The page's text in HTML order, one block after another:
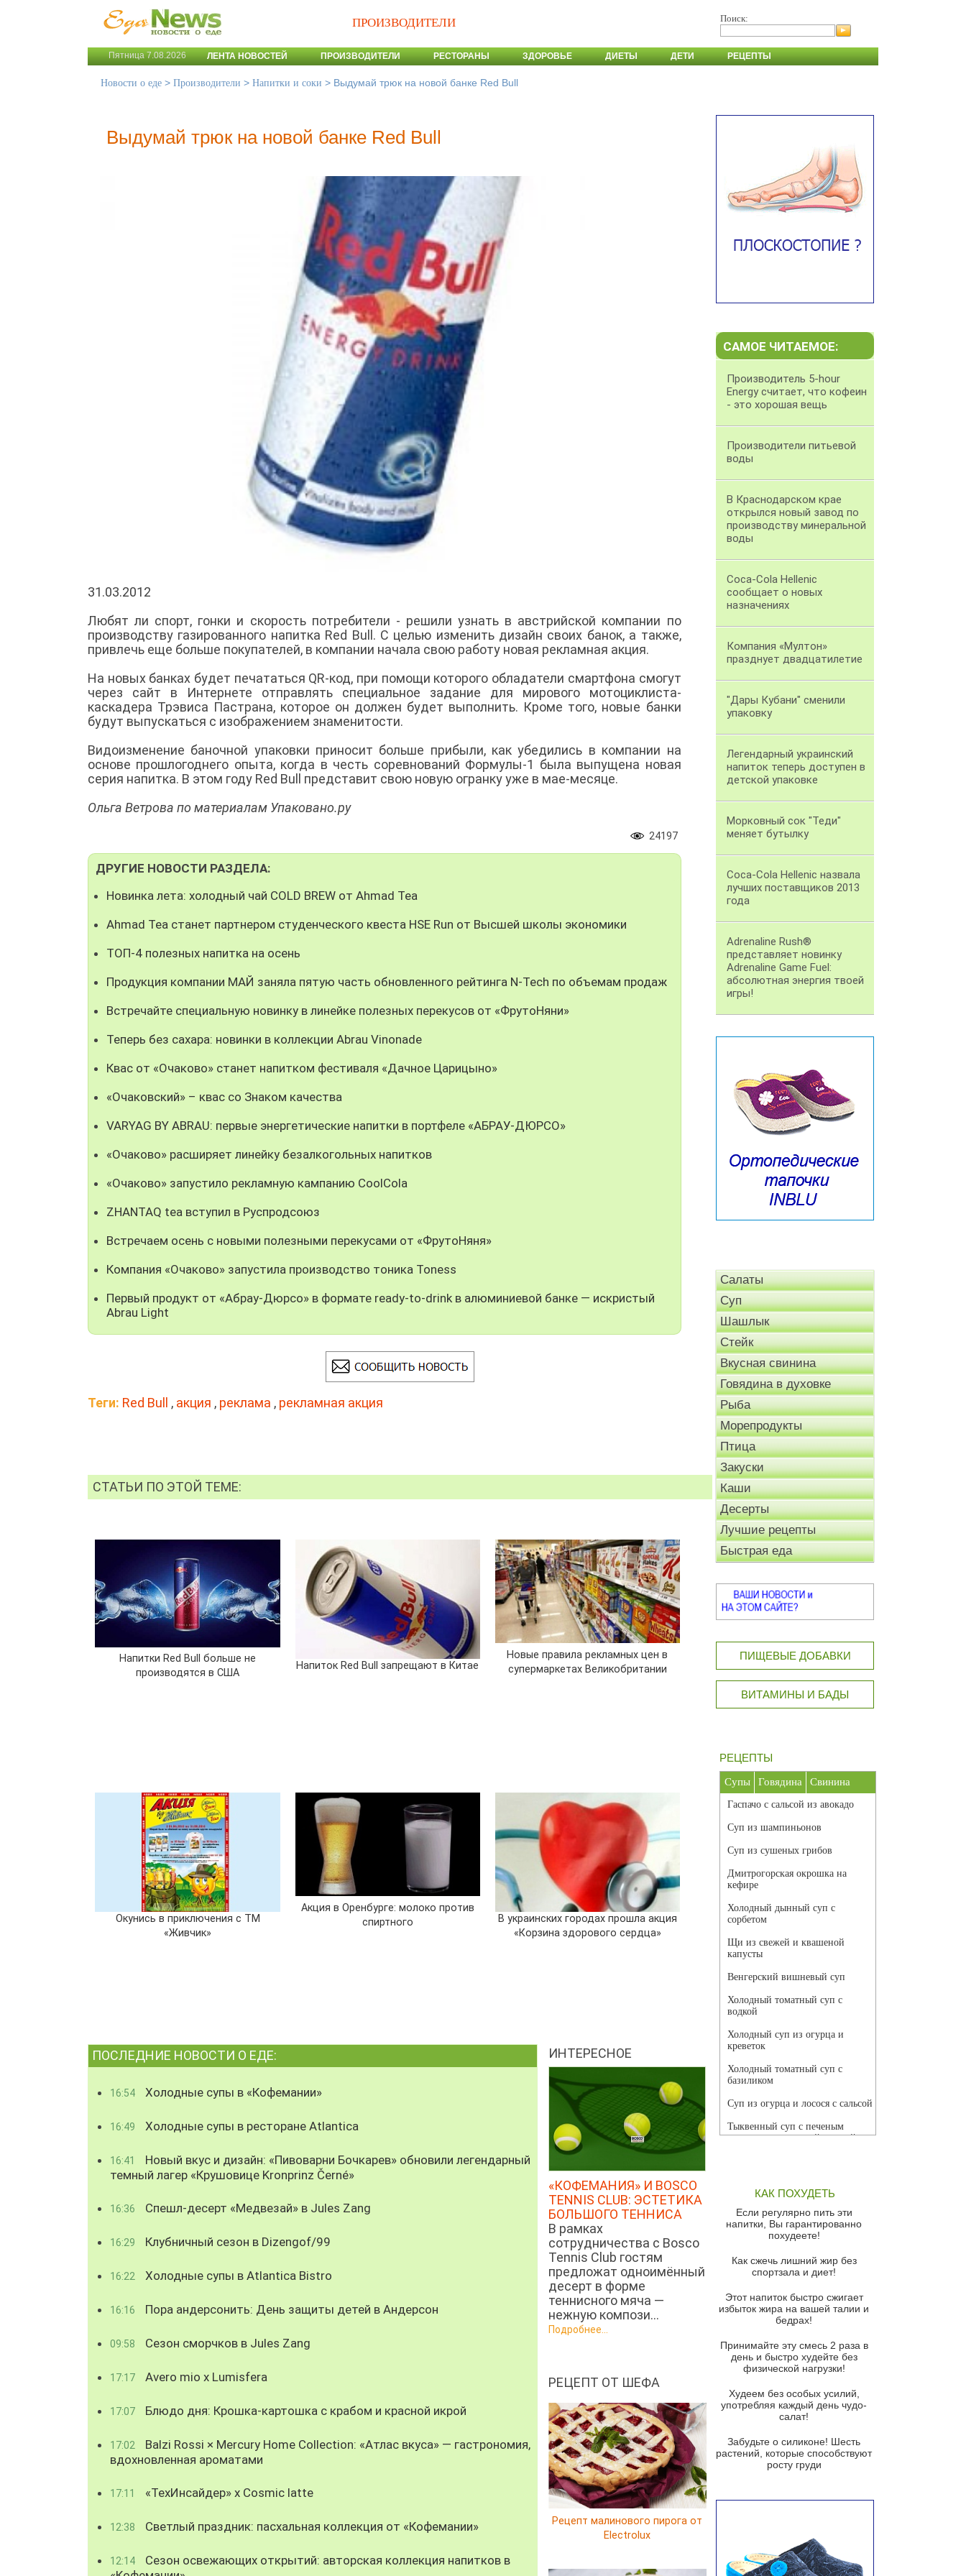
ПРОИЗВОДИТЕЛИ Поиск:
Пятница 7.08.2026 ЛЕНТА НОВОСТЕЙ ПРОИЗВОДИТЕЛИ РЕСТОРАНЫ ЗДОРОВЬЕ ДИЕТЫ ДЕТИ РЕЦЕПТЫ
Новости о еде > Производители > Напитки и соки > Выдумай трюк на новой банке Red Bull
Выдумай трюк на новой банке Red Bull
31.03.2012
Любят ли спорт, гонки и скорость потребители - решили узнать в австрийской компании по
производству газированного напитка Red Bull. C целью изменить дизайн своих банок, а также,
привлечь еще больше покупателей, в компании начала свою работу новая рекламная акция.
На новых банках будет печататься QR-код, при помощи которого обладатели смартфона смогут
через сайт в Интернете отправлять специальное задание для мирового мотоциклиста-
каскадера Трэвиса Пастрана, которое он должен будет выполнить. Кроме того, новые банки
будут выпускаться с изображением знаменитости.
Видоизменение баночной упаковки приносит больше прибыли, как убедились в компании на
основе прошлогоднего опыта, когда в честь соревнований Формулы-1 была выпущена новая
серия напитка. В этом году Red Bull представит свою новую огранку уже в мае-месяце.
Ольга Ветрова по материалам Упаковано.ру
24197
ДРУГИЕ НОВОСТИ РАЗДЕЛА:
Новинка лета: холодный чай COLD BREW от Ahmad Tea
Ahmad Tea станет партнером студенческого квеста HSE Run от Высшей школы экономики
ТОП-4 полезных напитка на осень
Продукция компании МАЙ заняла пятую часть обновленного рейтинга N-Tech по объемам продаж
Встречайте специальную новинку в линейке полезных перекусов от «ФрутоНяни»
Теперь без сахара: новинки в коллекции Abrau Vinonade
Квас от «Очаково» станет напитком фестиваля «Дачное Царицыно»
«Очаковский» – квас со Знаком качества
VARYAG BY ABRAU: первые энергетические напитки в портфеле «АБРАУ-ДЮРСО»
«Очаково» расширяет линейку безалкогольных напитков
«Очаково» запустило рекламную кампанию CoolCola
ZHANTAQ tea вступил в Руспродсоюз
Встречаем осень с новыми полезными перекусами от «ФрутоНяня»
Компания «Очаково» запустила производство тоника Toness
Первый продукт от «Абрау-Дюрсо» в формате ready-to-drink в алюминиевой банке — искристый
Abrau Light
Теги: Red Bull , акция , реклама , рекламная акция
СТАТЬИ ПО ЭТОЙ ТЕМЕ:
Напитки Red Bull больше не
производятся в США
Напиток Red Bull запрещают в Китае
Новые правила рекламных цен в
супермаркетах Великобритании
Окунись в приключения с ТМ
«Живчик»
Акция в Оренбурге: молоко против
спиртного
В украинских городах прошла акция
«Корзина здорового сердца»
ПОСЛЕДНИЕ НОВОСТИ О ЕДЕ:
16:54 Холодные супы в «Кофемании»
16:49 Холодные супы в ресторане Atlantica
16:41
Новый вкус и дизайн: «Пивоварни Бочкарев» обновили легендарный
темный лагер «Крушовице Kronprinz Černé»
16:36 Спешл-десерт «Медвезай» в Jules Zang
16:29 Клубничный сезон в Dizengof/99
16:22 Холодные супы в Atlantica Bistro
16:16 Пора андерсонить: День защиты детей в Андерсон
09:58 Сезон сморчков в Jules Zang
17:17 Avero mio x Lumisfera
17:07 Блюдо дня: Крошка-картошка с крабом и красной икрой
17:02
Balzi Rossi × Mercury Home Collection: «Атлас вкуса» — гастрономия,
вдохновленная ароматами
17:11 «ТехИнсайдер» х Cosmic latte
12:38 Светлый праздник: пасхальная коллекция от «Кофемании»
12:14
Сезон освежающих открытий: авторская коллекция напитков в
ИНТЕРЕСНОЕ
«КОФЕМАНИЯ» И BOSCO
TENNIS CLUB: ЭСТЕТИКА
БОЛЬШОГО ТЕННИСА
В рамках
сотрудничества с Bosco
Tennis Club гостям
предложат одноимённый
десерт в форме
теннисного мяча —
нежную компози...
Подробнее...
РЕЦЕПТ ОТ ШЕФА
Рецепт малинового пирога от
Electrolux
САМОЕ ЧИТАЕМОЕ:
Производитель 5-hour
Energy считает, что кофеин
- это хорошая вещь
Производители питьевой
воды
В Краснодарском крае
открылся новый завод по
производству минеральной
воды
Coca-Cola Hellenic
сообщает о новых
назначениях
Компания «Мултон»
празднует двадцатилетие
"Дары Кубани" сменили
упаковку
Легендарный украинский
напиток теперь доступен в
детской упаковке
Морковный сок "Теди"
меняет бутылку
Coca-Cola Hellenic назвала
лучших поставщиков 2013
года
Adrenaline Rush®
представляет новинку
Adrenaline Game Fuel:
абсолютная энергия твоей
игры!
Салаты
Суп
Шашлык
Стейк
Вкусная свинина
Говядина в духовке
Рыба
Морепродукты
Птица
Закуски
Каши
Десерты
Лучшие рецепты
Быстрая еда
ПИЩЕВЫЕ ДОБАВКИ
ВИТАМИНЫ И БАДЫ
РЕЦЕПТЫ
Супы Говядина Свинина
Гаспачо с сальсой из авокадо
Суп из шампиньонов
Суп из сушеных грибов
Дмитрогорская окрошка на
кефире
Холодный дынный суп с
сорбетом
Щи из свежей и квашеной
капусты
Венгерский вишневый суп
Холодный томатный суп с
водкой
Холодный суп из огурца и
креветок
Холодный томатный суп с
базиликом
Суп из огурца и лосося с сальсой
Тыквенный суп с печеным
чесноком и томатной сальсой
красного перца
Парижский луковый суп
Суп из спаржи и горошка с
Суп-крем из цветной капусты
Французский луковый суп
Суп из баклажанов с моцареллой
Грибной крем-суп с кростини с
козьим сыром
Суп мисо с зеленым луком и
тофу
из рукколы
Португальский чесночный суп с
Ирландский картофельный суп
Суп из пастернака
КАК ПОХУДЕТЬ
Если регулярно пить эти
напитки, Вы гарантированно
похудеете!
Как сжечь лишний жир без
спортзала и диет!
Этот напиток быстро сжигает
избыток жира на вашей талии и
бедрах!
Принимайте эту смесь 2 раза в
день и быстро худейте без
физической нагрузки!
Худеем без особых усилий,
употребляя каждый день чудо-
салат!
Забудьте о силиконе! Шесть
растений, которые способствуют
росту груди